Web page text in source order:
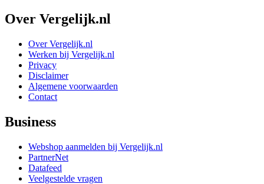
Over Vergelijk.nl
Over Vergelijk.nl
Werken bij Vergelijk.nl
Privacy
Disclaimer
Algemene voorwaarden
Contact
Business
Webshop aanmelden bij Vergelijk.nl
PartnerNet
Datafeed
Veelgestelde vragen